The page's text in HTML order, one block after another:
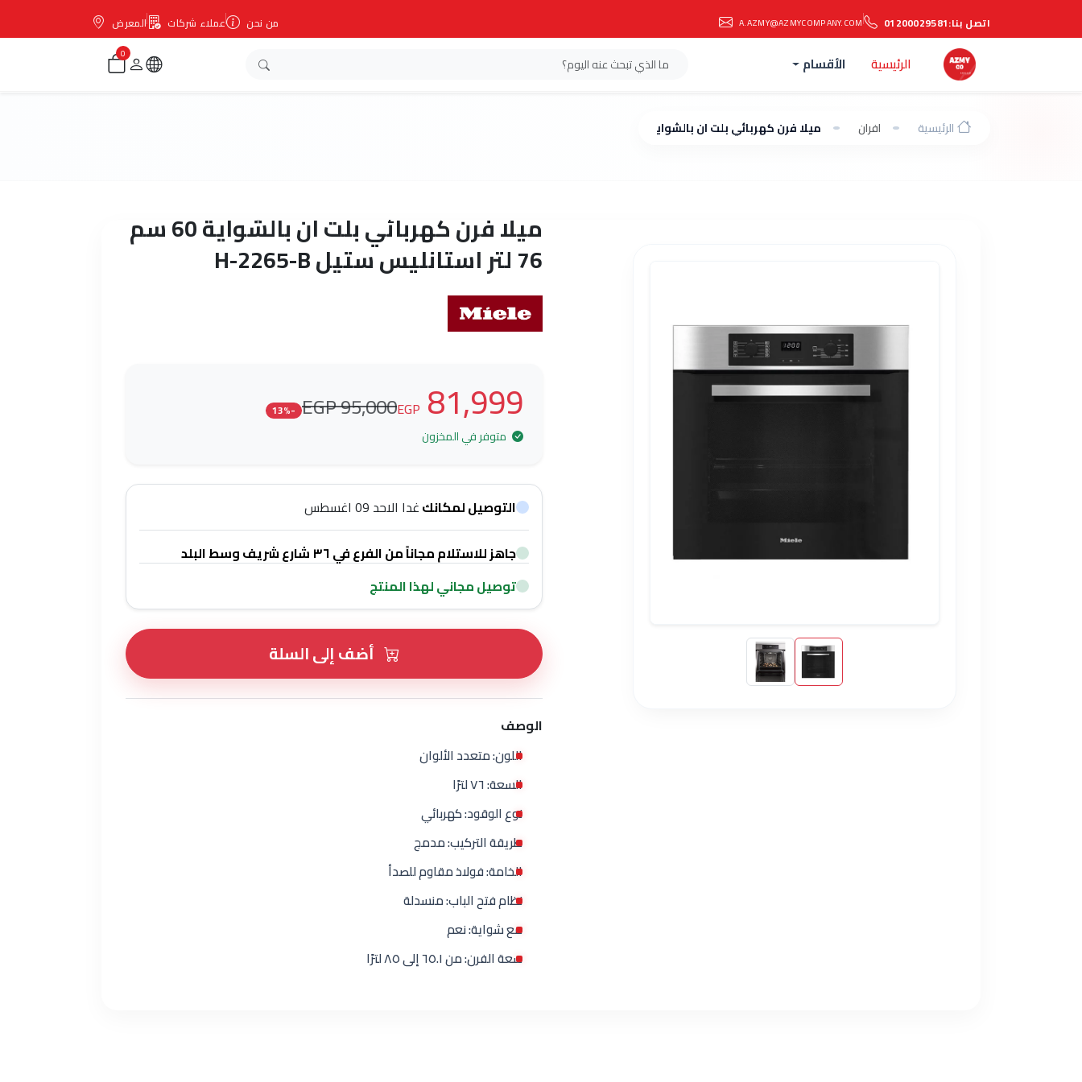
اتصل بنا:01200029581
A.AZMY@AZMYCOMPANY.COM من نحن عملاء شركات المعرض
الرئيسية الأقسام 0
الرئيسية افران ميلا فرن كهربائي بلت ان بالشواية 60 سم 76 لتر استانليس ستيل H-2265-B
ميلا فرن كهربائي بلت ان بالشواية 60 سم
76 لتر استانليس ستيل H-2265-B
81,999
EGP
95,000 EGP
-13%
متوفر في المخزون
التوصيل لمكانكغدا الاحد 09 اغسطس
جاهز للاستلام مجاناً من الفرع في ٣٦ شارع شريف وسط البلد
توصيل مجاني لهذا المنتج
أضف إلى السلة
الوصف
اللون: متعدد الألوان
السعة: ٧٦ لترًا
نوع الوقود: كهربائي
طريقة التركيب: مدمج
الخامة: فولاذ مقاوم للصدأ
نظام فتح الباب: منسدلة
مع شواية: نعم
سعة الفرن: من ٦٥.١ إلى ٨٥ لترًا